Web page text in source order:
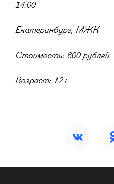
14:00
Екатеринбург, МЖК
Стоимость: 600 рублей
Возраст: 12+